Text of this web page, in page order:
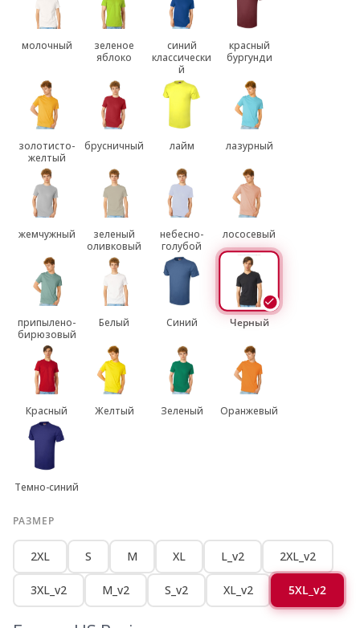
молочный
зеленое
яблоко
синий
классически
й
красный
бургунди
золотисто-
желтый
брусничный лайм лазурный
жемчужный
зеленый
оливковый
небесно-
голубой
лососевый
припылено-
бирюзовый
Белый Синий Черный
Красный Желтый Зеленый Оранжевый
Темно-синий
РАЗМЕР
2XL S M XL L_v2 2XL_v2
3XL_v2 M_v2 S_v2 XL_v2 5XL_v2